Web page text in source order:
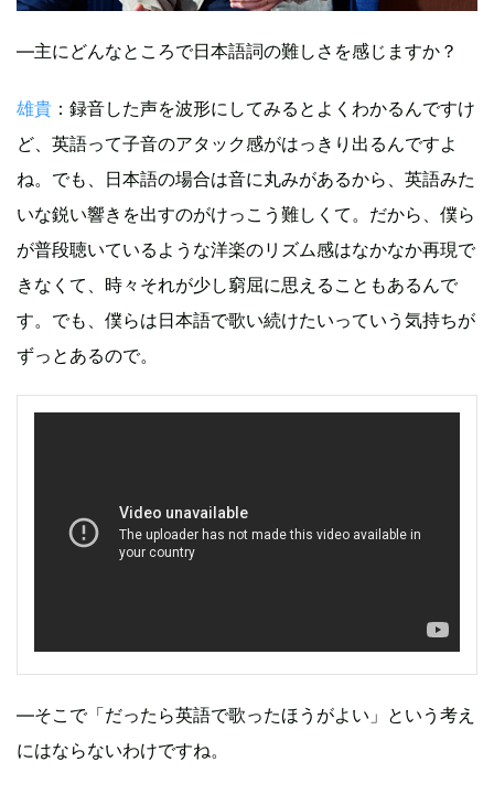
―主にどんなところで日本語詞の難しさを感じますか？
雄貴 ：録音した声を波形にしてみるとよくわかるんですけ
ど、英語って子音のアタック感がはっきり出るんですよ
ね。でも、日本語の場合は音に丸みがあるから、英語みた
いな鋭い響きを出すのがけっこう難しくて。だから、僕ら
が普段聴いているような洋楽のリズム感はなかなか再現で
きなくて、時々それが少し窮屈に思えることもあるんで
す。でも、僕らは日本語で歌い続けたいっていう気持ちが
ずっとあるので。
―そこで「だったら英語で歌ったほうがよい」という考え
にはならないわけですね。